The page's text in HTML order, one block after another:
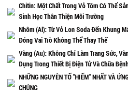
Chitin: Một Chất Trong Vỏ Tôm Có Thể
Sinh Học Thân Thiện Môi Trường
Nhôm (Al): Từ Vỏ Lon Soda Đến Khung
Đóng Vai Trò Không Thể Thay Thế
Vàng (Au): Không Chỉ Làm Trang Sức,
Dụng Trong Thiết Bị Điện Tử Và Chữa
NHỮNG NGUYÊN TỐ "HIẾM" NHẤT VÀ
CHÚNG